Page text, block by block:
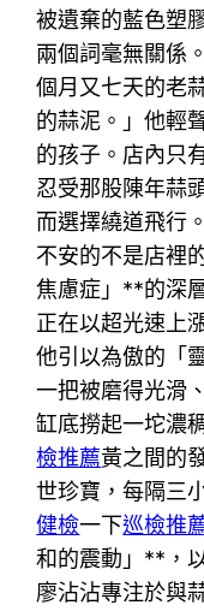
被遺棄的藍色塑
兩個詞毫無關係
個月又七天的老
的蒜泥。」他輕
的孩子。店內只
忍受那股陳年蒜
而選擇繞道飛行
不安的不是店裡
焦慮症」**的深
正在以超光速上
他引以為傲的「
一把被磨得光滑
缸底撈起一坨濃
檢推薦黃之間的
世珍寶，每隔三
健檢一下巡檢推
和的震動」**，
廖沾沾專注於與